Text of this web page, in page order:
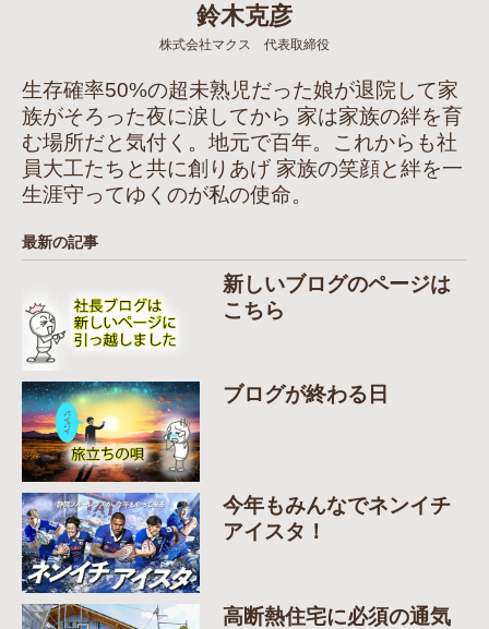
鈴木克彦
株式会社マクス 代表取締役
生存確率50%の超未熟児だった娘が退院して家
族がそろった夜に涙してから 家は家族の絆を育
む場所だと気付く。地元で百年。これからも社
員大工たちと共に創りあげ 家族の笑顔と絆を一
生涯守ってゆくのが私の使命。
最新の記事
新しいブログのページは
こちら
ブログが終わる日
今年もみんなでネンイチ
アイスタ！
高断熱住宅に必須の通気